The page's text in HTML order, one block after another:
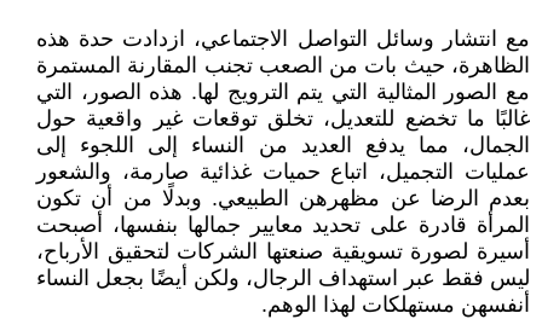
مع انتشار وسائل التواصل الاجتماعي، ازدادت حدة هذه
الظاهرة، حيث بات من الصعب تجنب المقارنة المستمرة
مع الصور المثالية التي يتم الترويج لها. هذه الصور، التي
غالبًا ما تخضع للتعديل، تخلق توقعات غير واقعية حول
الجمال، مما يدفع العديد من النساء إلى اللجوء إلى
عمليات التجميل، اتباع حميات غذائية صارمة، والشعور
بعدم الرضا عن مظهرهن الطبيعي. وبدلًا من أن تكون
المرأة قادرة على تحديد معايير جمالها بنفسها، أصبحت
أسيرة لصورة تسويقية صنعتها الشركات لتحقيق الأرباح،
ليس فقط عبر استهداف الرجال، ولكن أيضًا بجعل النساء
أنفسهن مستهلكات لهذا الوهم.